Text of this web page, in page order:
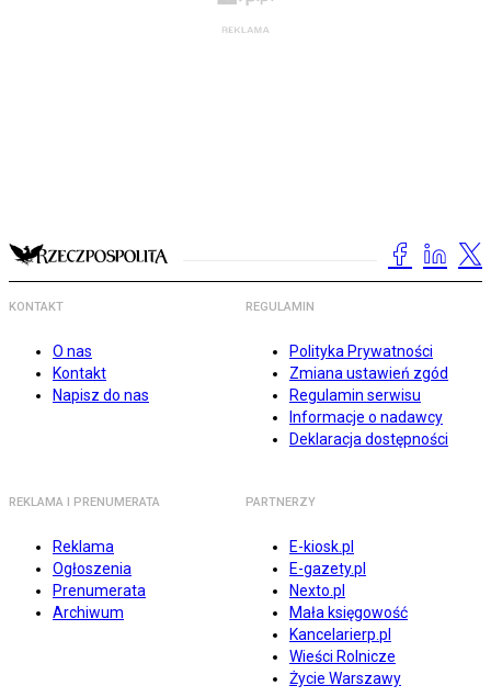
KONTAKT
O nas
Kontakt
Napisz do nas
REGULAMIN
Polityka Prywatności
Zmiana ustawień zgód
Regulamin serwisu
Informacje o nadawcy
Deklaracja dostępności
REKLAMA I PRENUMERATA
Reklama
Ogłoszenia
Prenumerata
Archiwum
PARTNERZY
E-kiosk.pl
E-gazety.pl
Nexto.pl
Mała księgowość
Kancelarierp.pl
Wieści Rolnicze
Życie Warszawy